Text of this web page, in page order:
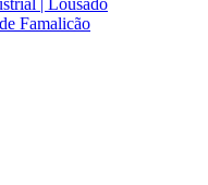
| Lousado
Famalicão